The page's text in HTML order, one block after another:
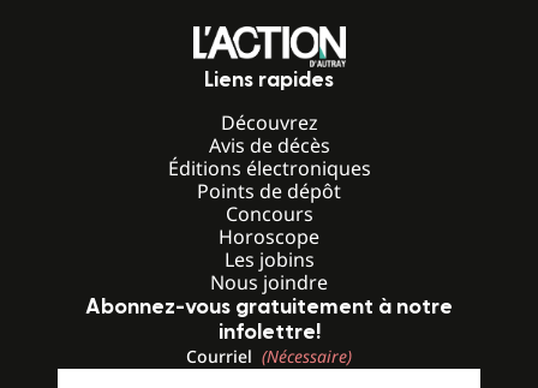
Liens rapides
Découvrez
Avis de décès
Éditions électroniques
Points de dépôt
Concours
Horoscope
Les jobins
Nous joindre
Abonnez-vous gratuitement à notre
infolettre!
Courriel (Nécessaire)